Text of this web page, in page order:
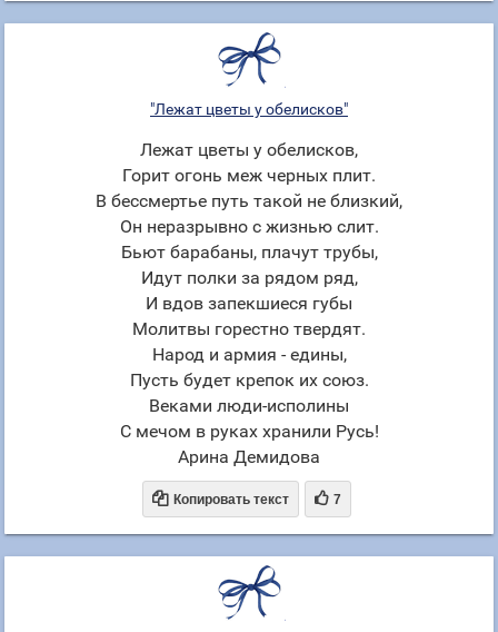
"Лежат цветы у обелисков"
Лежат цветы у обелисков,
Горит огонь меж черных плит.
В бессмертье путь такой не близкий,
Он неразрывно с жизнью слит.
Бьют барабаны, плачут трубы,
Идут полки за рядом ряд,
И вдов запекшиеся губы
Молитвы горестно твердят.
Народ и армия - едины,
Пусть будет крепок их союз.
Веками люди-исполины
С мечом в руках хранили Русь!
Арина Демидова
 Копировать текст  7